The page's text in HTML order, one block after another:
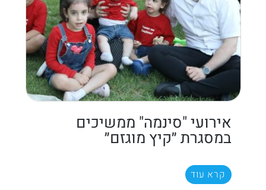
אירועי "סינמה" ממשיכים
במסגרת ״קיץ מוגזם״
קרא עוד